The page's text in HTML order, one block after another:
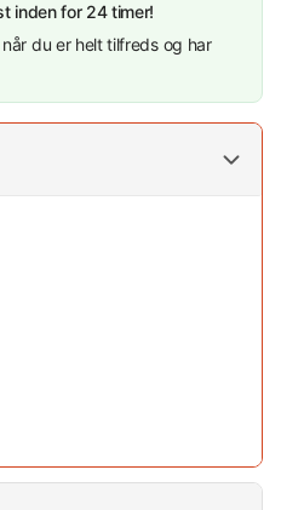
inden for 24 timer!
du er helt tilfreds og har